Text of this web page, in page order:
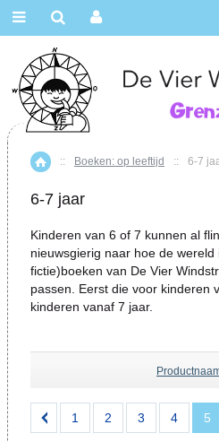
Home
:: Boeken: op leeftijd :: 6-7
6-7 jaar
Kinderen van 6 of 7 kunnen al
nieuwsgierig naar hoe de
fictie)boeken van De Vier
passen. Eerst die voor kinderen
kinderen vanaf 7 jaar.
1 2 3 4 5